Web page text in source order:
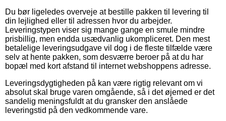
Du bør ligeledes overveje at bestille pakken til levering til
din lejlighed eller til adressen hvor du arbejder.
Leveringstypen viser sig mange gange en smule mindre
prisbillig, men endda usædvanlig ukompliceret. Den mest
betalelige leveringsudgave vil dog i de fleste tilfælde være
selv at hente pakken, som desværre beroer på at du har
bopæl med kort afstand til internet webshoppens adresse.
Leveringsdygtigheden på kan være rigtig relevant om vi
absolut skal bruge varen omgående, så i det øjemed er det
sandelig meningsfuldt at du gransker den anslåede
leveringstid på den vedkommende vare.